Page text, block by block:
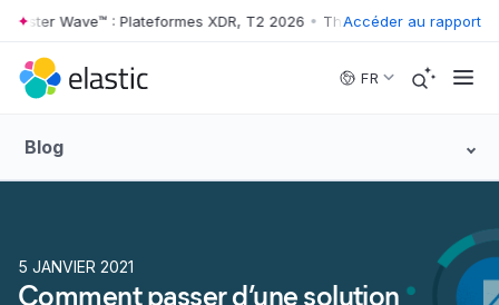
Skip to main content
Wave™ : Plateformes XDR, T2 2026 • The Forrester Wave™ :
Accéder au rapport
FR
Blog
5 JANVIER 2021
Comment passer d’une solution